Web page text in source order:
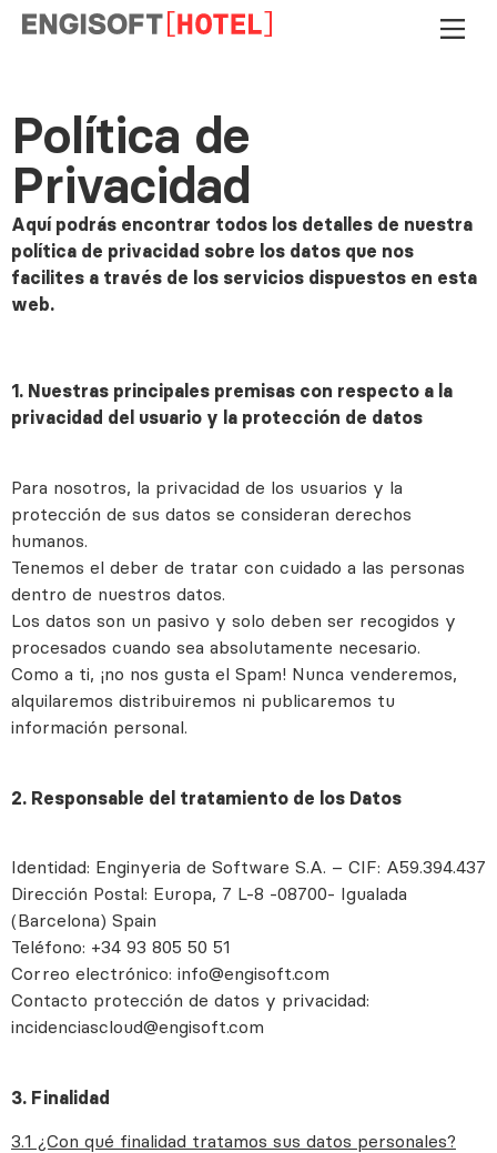
Política de
Privacidad
Aquí podrás encontrar todos los detalles de nuestra
política de privacidad sobre los datos que nos
facilites a través de los servicios dispuestos en esta
web.
1. Nuestras principales premisas con respecto a la
privacidad del usuario y la protección de datos
Para nosotros, la privacidad de los usuarios y la
protección de sus datos se consideran derechos
humanos.
Tenemos el deber de tratar con cuidado a las personas
dentro de nuestros datos.
Los datos son un pasivo y solo deben ser recogidos y
procesados cuando sea absolutamente necesario.
Como a ti, ¡no nos gusta el Spam! Nunca venderemos,
alquilaremos distribuiremos ni publicaremos tu
información personal.
2. Responsable del tratamiento de los Datos
Identidad: Enginyeria de Software S.A. – CIF: A59.394.437
Dirección Postal: Europa, 7 L-8 -08700- Igualada
(Barcelona) Spain
Teléfono: +34 93 805 50 51
Correo electrónico: info@engisoft.com
Contacto protección de datos y privacidad:
incidenciascloud@engisoft.com
3. Finalidad
3.1 ¿Con qué finalidad tratamos sus datos personales?